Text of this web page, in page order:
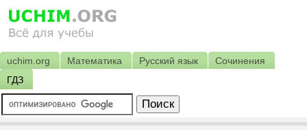
uchim.org Математика Русский язык
Сочинения
ГДЗ